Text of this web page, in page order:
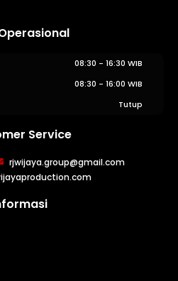
08:30 - 16:30 WIB
08:30 - 16:00 WIB
Tutup
Service
rjwijaya.group@gmail.com